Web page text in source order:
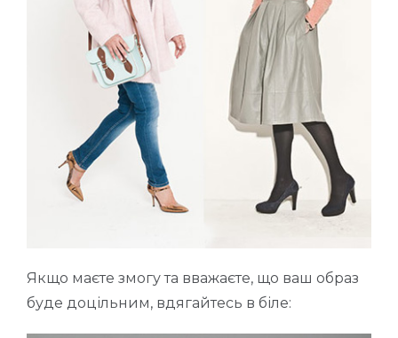
Якщо маєте змогу та вважаєте, що ваш образ
буде доцільним, вдягайтесь в біле: